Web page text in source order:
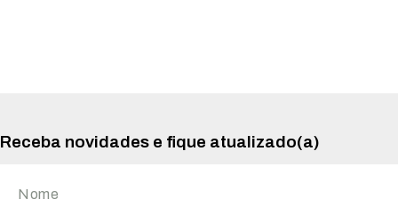
Receba novidades e fique atualizado(a)